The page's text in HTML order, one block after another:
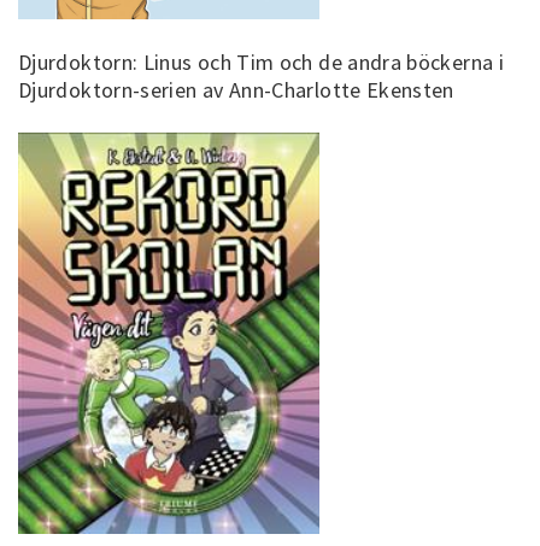
Djurdoktorn: Linus och Tim och de andra böckerna i
Djurdoktorn-serien av Ann-Charlotte Ekensten